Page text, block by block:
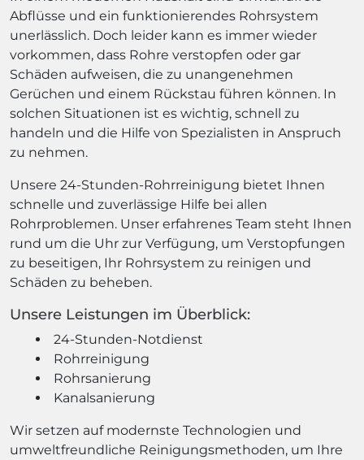
Abflüsse und ein funktionierendes Rohrsystem
unerlässlich. Doch leider kann es immer wieder
vorkommen, dass Rohre verstopfen oder gar
Schäden aufweisen, die zu unangenehmen
Gerüchen und einem Rückstau führen können. In
solchen Situationen ist es wichtig, schnell zu
handeln und die Hilfe von Spezialisten in Anspruch
zu nehmen.
Unsere 24-Stunden-Rohrreinigung bietet Ihnen
schnelle und zuverlässige Hilfe bei allen
Rohrproblemen. Unser erfahrenes Team steht Ihnen
rund um die Uhr zur Verfügung, um Verstopfungen
zu beseitigen, Ihr Rohrsystem zu reinigen und
Schäden zu beheben.
Unsere Leistungen im Überblick:
24-Stunden-Notdienst
Rohrreinigung
Rohrsanierung
Kanalsanierung
Wir setzen auf modernste Technologien und
umweltfreundliche Reinigungsmethoden, um Ihre